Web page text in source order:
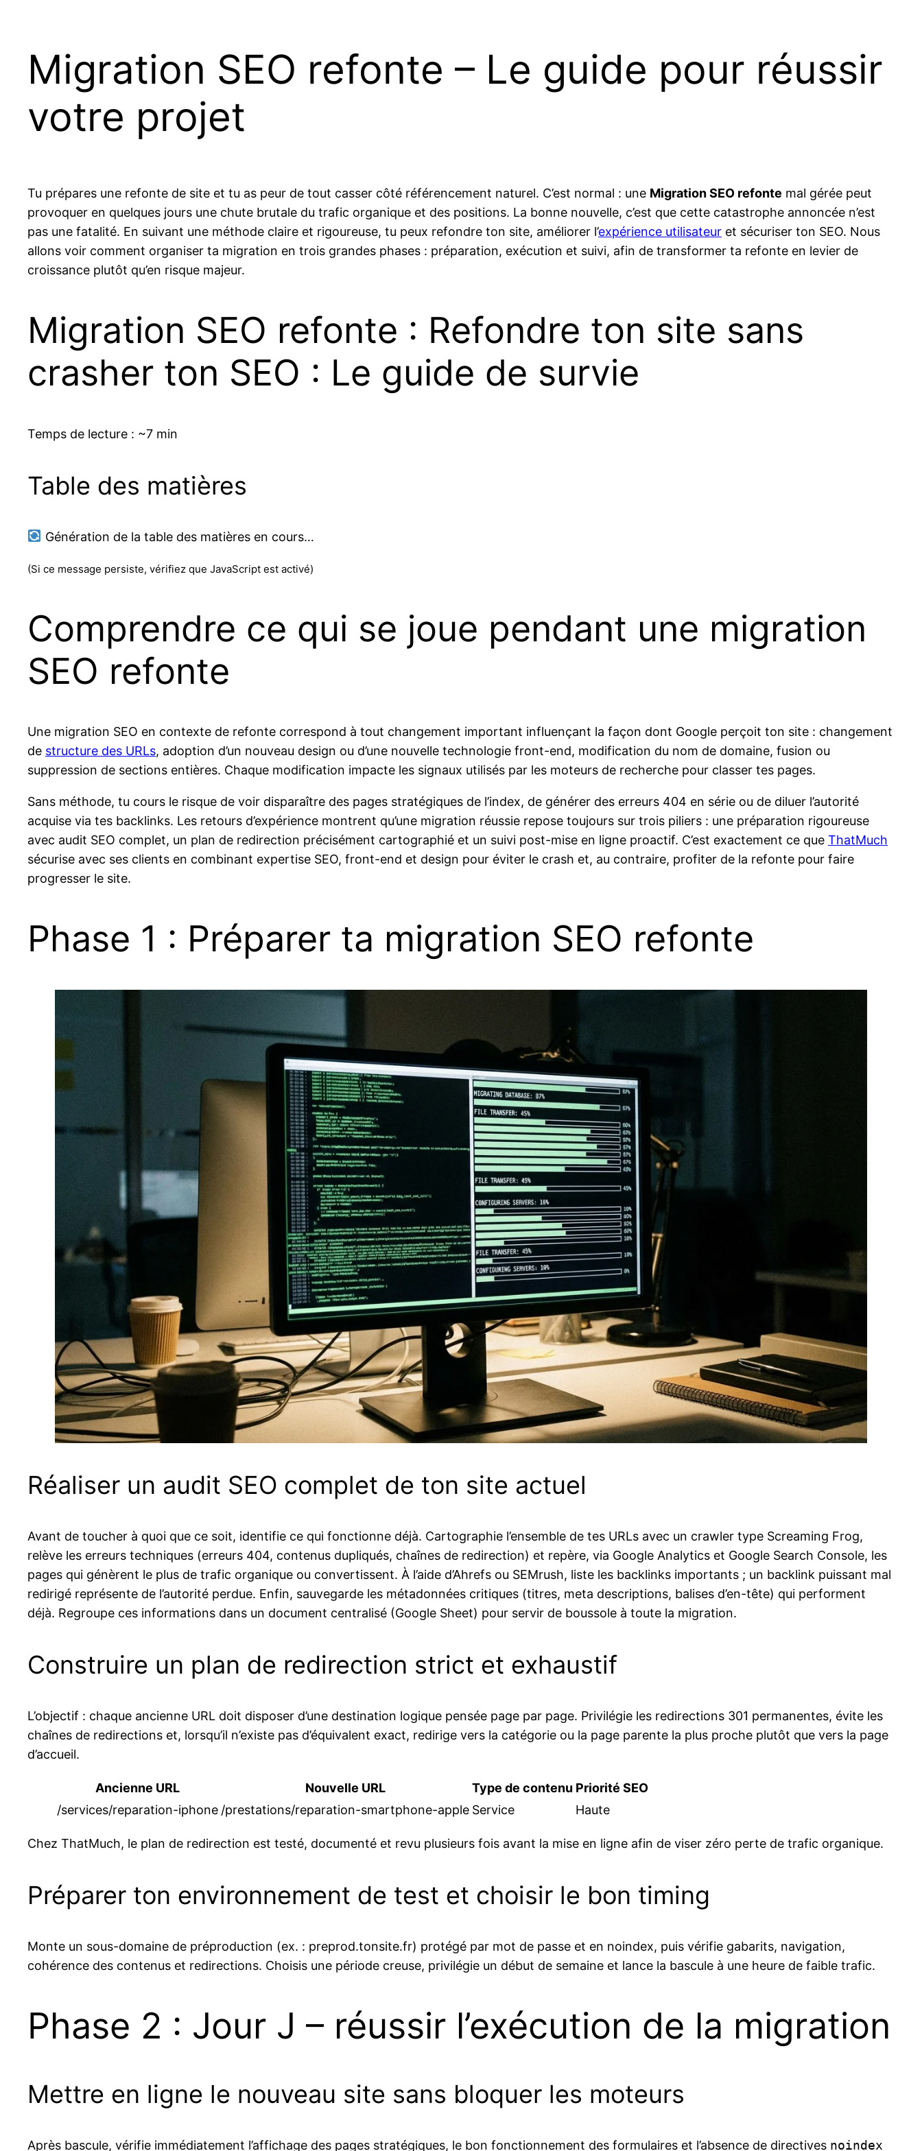
Migration SEO refonte – Le guide pour réussir
votre projet
Tu prépares une refonte de site et tu as peur de tout casser côté référencement naturel. C’est normal : une Migration SEO refonte mal gérée peut
provoquer en quelques jours une chute brutale du trafic organique et des positions. La bonne nouvelle, c’est que cette catastrophe annoncée n’est
pas une fatalité. En suivant une méthode claire et rigoureuse, tu peux refondre ton site, améliorer l’expérience utilisateur et sécuriser ton SEO. Nous
allons voir comment organiser ta migration en trois grandes phases : préparation, exécution et suivi, afin de transformer ta refonte en levier de
croissance plutôt qu’en risque majeur.
Migration SEO refonte : Refondre ton site sans
crasher ton SEO : Le guide de survie
Temps de lecture : ~7 min
Table des matières
Génération de la table des matières en cours…
(Si ce message persiste, vérifiez que JavaScript est activé)
Comprendre ce qui se joue pendant une migration
SEO refonte
Une migration SEO en contexte de refonte correspond à tout changement important influençant la façon dont Google perçoit ton site : changement
de structure des URLs, adoption d’un nouveau design ou d’une nouvelle technologie front-end, modification du nom de domaine, fusion ou
suppression de sections entières. Chaque modification impacte les signaux utilisés par les moteurs de recherche pour classer tes pages.
Sans méthode, tu cours le risque de voir disparaître des pages stratégiques de l’index, de générer des erreurs 404 en série ou de diluer l’autorité
acquise via tes backlinks. Les retours d’expérience montrent qu’une migration réussie repose toujours sur trois piliers : une préparation rigoureuse
avec audit SEO complet, un plan de redirection précisément cartographié et un suivi post-mise en ligne proactif. C’est exactement ce que ThatMuch
sécurise avec ses clients en combinant expertise SEO, front-end et design pour éviter le crash et, au contraire, profiter de la refonte pour faire
progresser le site.
Phase 1 : Préparer ta migration SEO refonte
Réaliser un audit SEO complet de ton site actuel
Avant de toucher à quoi que ce soit, identifie ce qui fonctionne déjà. Cartographie l’ensemble de tes URLs avec un crawler type Screaming Frog,
relève les erreurs techniques (erreurs 404, contenus dupliqués, chaînes de redirection) et repère, via Google Analytics et Google Search Console, les
pages qui génèrent le plus de trafic organique ou convertissent. À l’aide d’Ahrefs ou SEMrush, liste les backlinks importants ; un backlink puissant mal
redirigé représente de l’autorité perdue. Enfin, sauvegarde les métadonnées critiques (titres, meta descriptions, balises d’en-tête) qui performent
déjà. Regroupe ces informations dans un document centralisé (Google Sheet) pour servir de boussole à toute la migration.
Construire un plan de redirection strict et exhaustif
L’objectif : chaque ancienne URL doit disposer d’une destination logique pensée page par page. Privilégie les redirections 301 permanentes, évite les
chaînes de redirections et, lorsqu’il n’existe pas d’équivalent exact, redirige vers la catégorie ou la page parente la plus proche plutôt que vers la page
d’accueil.
Ancienne URL Nouvelle URL Type de contenu Priorité SEO
/services/reparation-iphone /prestations/reparation-smartphone-apple Service Haute
Chez ThatMuch, le plan de redirection est testé, documenté et revu plusieurs fois avant la mise en ligne afin de viser zéro perte de trafic organique.
Préparer ton environnement de test et choisir le bon timing
Monte un sous-domaine de préproduction (ex. : preprod.tonsite.fr) protégé par mot de passe et en noindex, puis vérifie gabarits, navigation,
cohérence des contenus et redirections. Choisis une période creuse, privilégie un début de semaine et lance la bascule à une heure de faible trafic.
Phase 2 : Jour J – réussir l’exécution de la migration
Mettre en ligne le nouveau site sans bloquer les moteurs
Après bascule, vérifie immédiatement l’affichage des pages stratégiques, le bon fonctionnement des formulaires et l’absence de directives noindex